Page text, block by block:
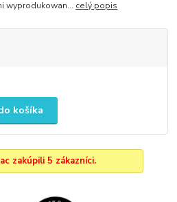
wyprodukowan... celý popis
košíka
zakúpili 5 zákazníci.